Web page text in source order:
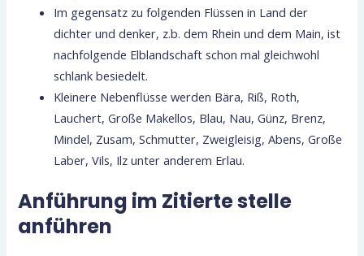
Im gegensatz zu folgenden Flüssen in Land der
dichter und denker, z.b. dem Rhein und dem Main, ist
nachfolgende Elblandschaft schon mal gleichwohl
schlank besiedelt.
Kleinere Nebenflüsse werden Bära, Riß, Roth,
Lauchert, Große Makellos, Blau, Nau, Günz, Brenz,
Mindel, Zusam, Schmutter, Zweigleisig, Abens, Große
Laber, Vils, Ilz unter anderem Erlau.
Anführung im Zitierte stelle
anführen